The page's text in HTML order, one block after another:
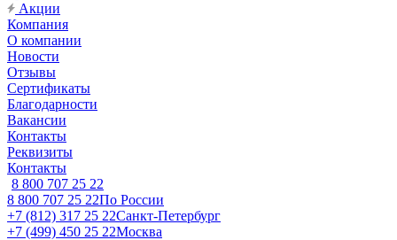
Акции
Компания
О компании
Новости
Отзывы
Сертификаты
Благодарности
Вакансии
Контакты
Реквизиты
Контакты
8 800 707 25 22
8 800 707 25 22По России
+7 (812) 317 25 22Санкт-Петербург
+7 (499) 450 25 22Москва